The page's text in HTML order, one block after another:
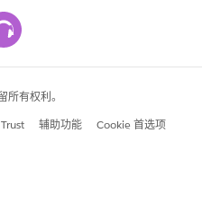
グループへご